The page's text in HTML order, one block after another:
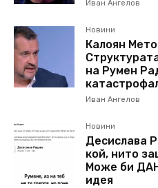
Иван Ангелов
Новини
Калоян
на Румен
Иван Ангелов
Новини
Десислава
кой, нито
Може би
идея